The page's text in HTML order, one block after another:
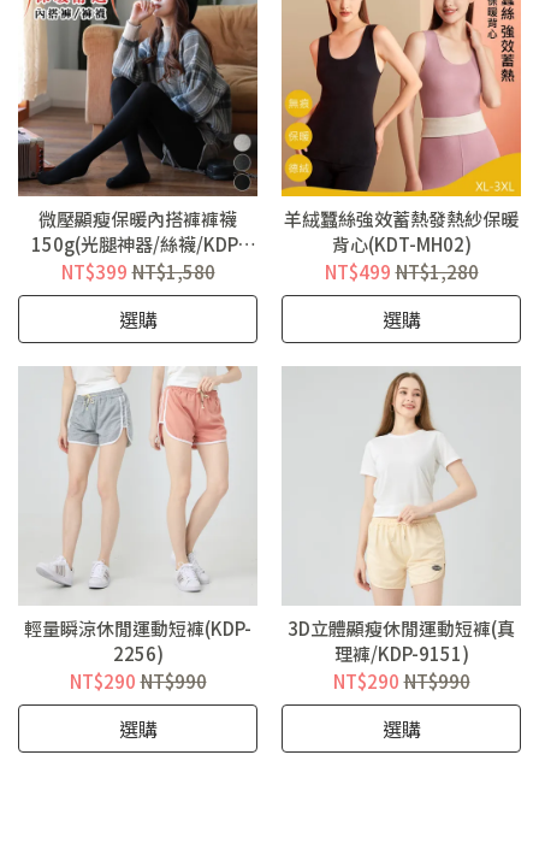
微壓顯瘦保暖內搭褲褲襪
150g(光腿神器/絲襪/KDP-
B004S)
NT$399 NT$1,580
選購
羊絨蠶絲強效蓄熱發熱紗保暖
背心(KDT-MH02)
NT$499 NT$1,280
選購
輕量瞬涼休閒運動短褲(KDP-
2256)
NT$290 NT$990
選購
3D立體顯瘦休閒運動短褲(真
理褲/KDP-9151)
NT$290 NT$990
選購